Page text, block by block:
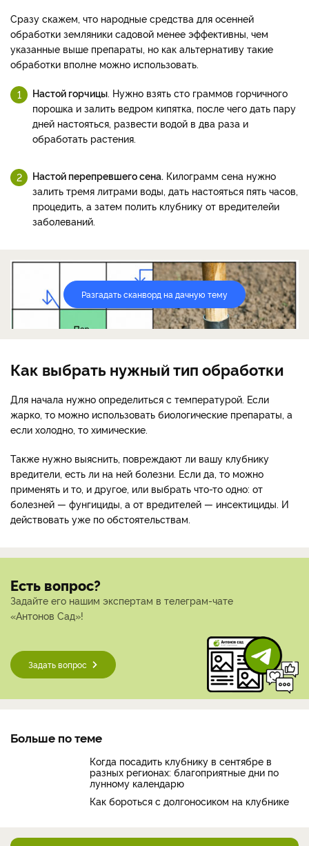
Сразу скажем, что народные средства для осенней
обработки земляники садовой менее эффективны, чем
указанные выше препараты, но как альтернативу такие
обработки вполне можно использовать.
Настой горчицы. Нужно взять сто граммов горчичного
порошка и залить ведром кипятка, после чего дать пару
дней настояться, развести водой в два раза и
обработать растения.
Настой перепревшего сена. Килограмм сена нужно
залить тремя литрами воды, дать настояться пять часов,
процедить, а затем полить клубнику от вредителейи
заболеваний.
Разгадать сканворд на дачную тему
Как выбрать нужный тип обработки
Для начала нужно определиться с температурой. Если
жарко, то можно использовать биологические препараты, а
если холодно, то химические.
Также нужно выяснить, повреждают ли вашу клубнику
вредители, есть ли на ней болезни. Если да, то можно
применять и то, и другое, или выбрать что-то одно: от
болезней — фунгициды, а от вредителей — инсектициды. И
действовать уже по обстоятельствам.
Есть вопрос?
Задайте его нашим экспертам в телеграм-чате
«Антонов Сад»!
Задать вопрос
Больше по теме
Когда посадить клубнику в сентябре в
разных регионах: благоприятные дни по
лунному календарю
Как бороться с долгоносиком на клубнике